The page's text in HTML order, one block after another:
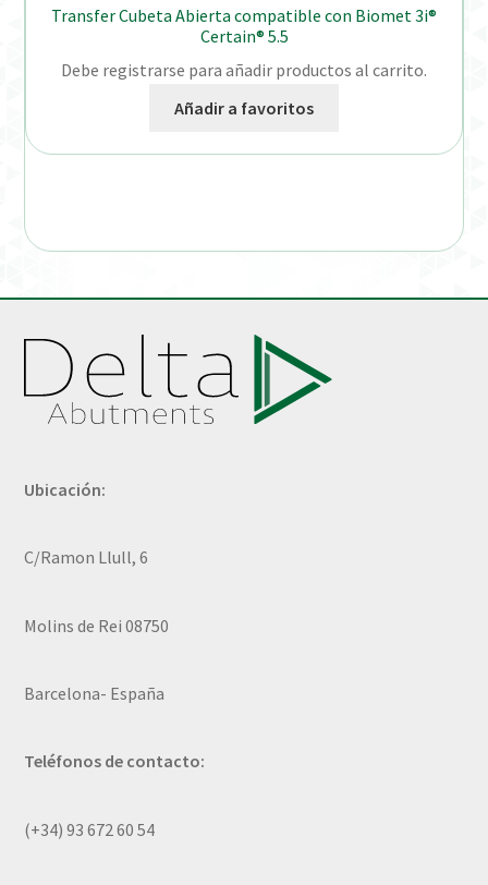
Transfer Cubeta Abierta compatible con Biomet 3i®
Certain® 5.5
Debe registrarse para añadir productos al carrito.
Añadir a favoritos
Ubicación:
C/Ramon Llull, 6
Molins de Rei 08750
Barcelona- España
Teléfonos de contacto:
(+34) 93 672 60 54